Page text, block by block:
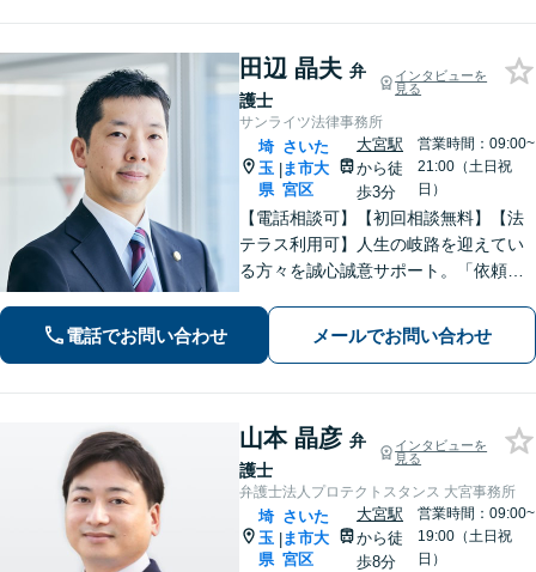
田辺 晶夫 弁
護士
インタビューを
見る
サンライツ法律事務所
埼
玉
県
|
さいた
ま市大
宮区
大宮駅
から徒
歩3分
営業時間：09:00~
21:00（土日祝
日）
【電話相談可】【初回相談無料】【法
テラス利用可】人生の岐路を迎えてい
る方々を誠心誠意サポート。「依頼者
女問題／借金問題／相続／企業法務／
刑事事件／交通事故／労働問題など、
電話でお問い合わせ メールでお問い合わせ
山本 晶彦 弁
護士
インタビューを
見る
弁護士法人プロテクトスタンス 大宮事務所
埼
玉
県
|
さいた
ま市大
宮区
大宮駅
から徒
歩8分
営業時間：09:00~
19:00（土日祝
日）